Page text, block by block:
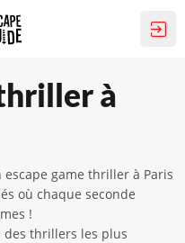
à
game thriller à Paris
où chaque seconde
!
des thrillers les plus